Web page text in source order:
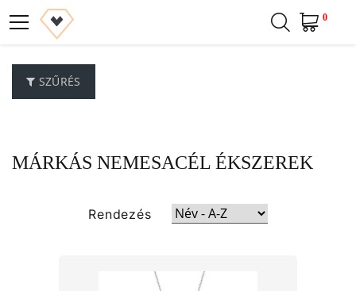
0
SZŰRÉS
MÁRKÁS NEMESACÉL ÉKSZEREK
Rendezés